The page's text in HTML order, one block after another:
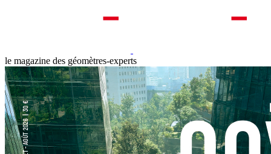
le magazine des géomètres-experts